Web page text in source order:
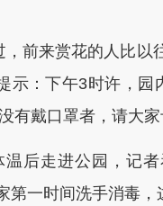
来赏花的人比以
示：下午3时许，园
有戴口罩者，请大
走进公园，记者
一时间洗手消毒，